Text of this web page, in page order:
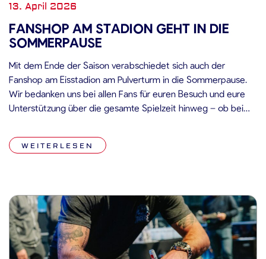
13. April 2026
FANSHOP AM STADION GEHT IN DIE
SOMMERPAUSE
Mit dem Ende der Saison verabschiedet sich auch der
Fanshop am Eisstadion am Pulverturm in die Sommerpause.
Wir bedanken uns bei allen Fans für euren Besuch und eure
Unterstützung über die gesamte Spielzeit hinweg – ob beim
Austausch vor den Spielen. Unser Online-Shop bleibt
selbstverständlich weiterhin erreichbar […]
WEITERLESEN